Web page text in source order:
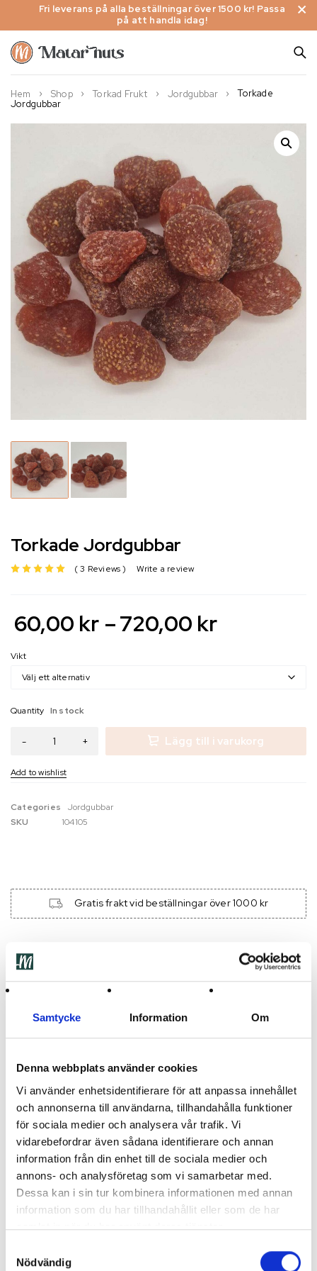
Samtycke Information Om
Denna webbplats använder cookies
Vi använder enhetsidentifierare för att anpassa innehållet
och annonserna till användarna, tillhandahålla funktioner
för sociala medier och analysera vår trafik. Vi
vidarebefordrar även sådana identifierare och annan
information från din enhet till de sociala medier och
annons- och analysföretag som vi samarbetar med.
Dessa kan i sin tur kombinera informationen med annan
information som du har tillhandahållit eller som de har
samlat in när du har använt deras tjänster.
Nödvändig
Fri leverans på alla beställningar över 1500 kr! Passa
på att handla idag!
Hem Shop Torkad Frukt Jordgubbar
Torkade
Jordgubbar
Torkade Jordgubbar
3 Reviews Write a review
60,00 kr –720,00 kr
Vikt
Quantity In stock
Lägg till i varukorg
Categories
Jordgubbar
SKU
104105
Gratis frakt vid beställningar över 1000 kr
Ingredienser
Recensioner (3)
Torkade Jordgubbar
Upplev den söta förförelsen av våra Torkade Jordgubbar, en
delikatess som kapslar in essensen av sommarens mest
älskade bär i en bekväm och hållbar form. Våra jordgubbar,
torkningsprocess för att bevara deras naturliga saftighet och
intensiva arom. Resultatet är en koncentrerad smakupplevelse
som kan avnjutas året runt.
en förhöjande ingrediens i din morgongröt eller som en färgrik